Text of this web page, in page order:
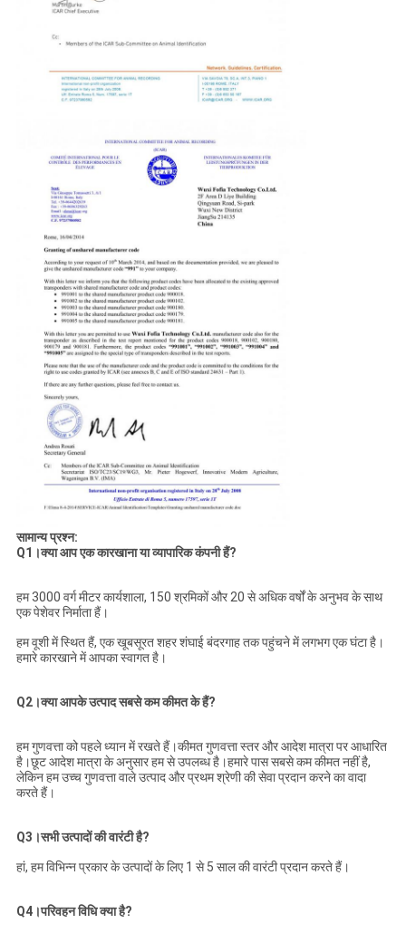
सामान्य प्रश्न:
Q1।क्या आप एक कारखाना या व्यापारिक कंपनी हैं?
हम 3000 वर्ग मीटर कार्यशाला, 150 श्रमिकों और 20 से अधिक वर्षों के अनुभव के साथ
एक पेशेवर निर्माता हैं।
हम वूशी में स्थित हैं, एक खूबसूरत शहर शंघाई बंदरगाह तक पहुंचने में लगभग एक घंटा है।
हमारे कारखाने में आपका स्वागत है।
Q2।क्या आपके उत्पाद सबसे कम कीमत के हैं?
हम गुणवत्ता को पहले ध्यान में रखते हैं।कीमत गुणवत्ता स्तर और आदेश मात्रा पर आधारित
है।छूट आदेश मात्रा के अनुसार हम से उपलब्ध है।हमारे पास सबसे कम कीमत नहीं है,
लेकिन हम उच्च गुणवत्ता वाले उत्पाद और प्रथम श्रेणी की सेवा प्रदान करने का वादा
करते हैं।
Q3।सभी उत्पादों की वारंटी है?
हां, हम विभिन्न प्रकार के उत्पादों के लिए 1 से 5 साल की वारंटी प्रदान करते हैं।
Q4।परिवहन विधि क्या है?